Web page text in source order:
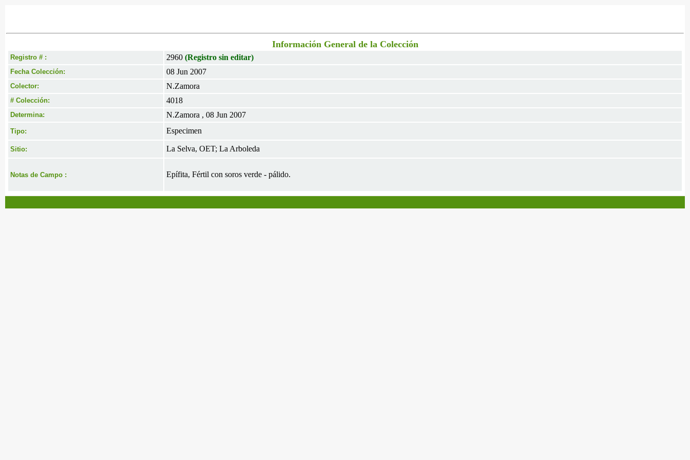
Información General de la Colección
Registro # : 2960 (Registro sin editar)
Fecha Colección: 08 Jun 2007
Colector: N.Zamora
# Colección: 4018
Determina: N.Zamora , 08 Jun 2007
Tipo: Especimen
Sitio: La Selva, OET; La Arboleda
Notas de Campo : Epífita, Fértil con soros verde - pálido.